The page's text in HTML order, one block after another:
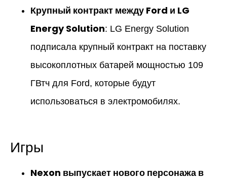
Крупный контракт между Ford и LG
Energy Solution: LG Energy Solution
подписала крупный контракт на поставку
высокоплотных батарей мощностью 109
ГВтч для Ford, которые будут
использоваться в электромобилях.
Игры
Nexon выпускает нового персонажа в